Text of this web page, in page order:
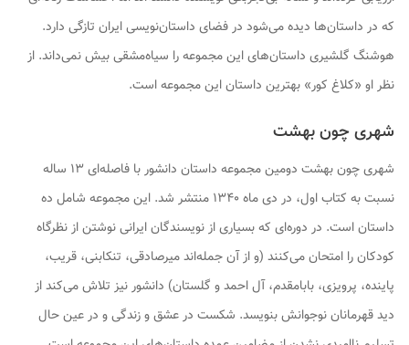
که در داستان‌ها دیده می‌شود در فضای داستان‌نویسی ایران تازگی دارد.
هوشنگ گلشیری داستان‌های این مجموعه را سیاه‌مشقی بیش نمی‌داند. از
نظر او «کلاغ کور» بهترین داستان این مجموعه است.
شهری چون بهشت
شهری چون بهشت
دومین مجموعه داستان دانشور با فاصله‌ای ۱۳ ساله
نسبت به کتاب اول، در دی ماه ۱۳۴۰ منتشر شد. این مجموعه شامل ده
داستان است. در دوره‌ای که بسیاری از نویسندگان ایرانی نوشتن از نظرگاه
کودکان را امتحان می‌کنند (و از آن جمله‌اند میرصادقی، تنکابنی، قریب،
پاینده، پرویزی، بابامقدم، آل احمد و گلستان) دانشور نیز تلاش می‌کند از
دید قهرمانان نوجوانش بنویسد. شکست در عشق و زندگی و در عین حال